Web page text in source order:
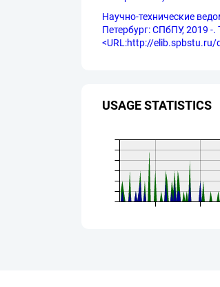
Научно-технические
Петербург: СПбПУ, 2019
<URL:http://
USAGE STATISTICS